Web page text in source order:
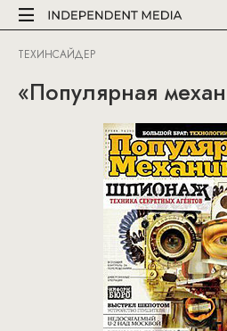
ТЕХИНСАЙДЕР
«Популярная